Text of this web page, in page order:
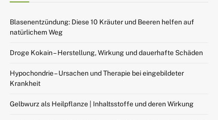
Blasenentzündung: Diese 10 Kräuter und Beeren helfen auf
natürlichem Weg
Droge Kokain – Herstellung, Wirkung und dauerhafte Schäden
Hypochondrie – Ursachen und Therapie bei eingebildeter
Krankheit
Gelbwurz als Heilpflanze | Inhaltsstoffe und deren Wirkung